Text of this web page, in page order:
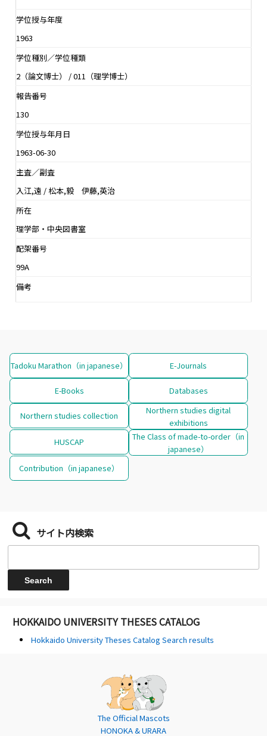
学位授与年度
1963
学位種別／学位種類
2（論文博士） / 011（理学博士）
報告番号
130
学位授与年月日
1963-06-30
主査／副査
入江,遠 / 松本,毅 伊藤,英治
所在
理学部・中央図書室
配架番号
99A
備考
Tadoku Marathon（in japanese） E-Journals
E-Books Databases
Northern studies collection
Northern studies digital
exhibitions
HUSCAP
The Class of made-to-order（in
japanese）
Contribution（in japanese）
サイト内検索
HOKKAIDO UNIVERSITY THESES CATALOG
Hokkaido University Theses Catalog Search results
The Official Mascots
HONOKA & URARA